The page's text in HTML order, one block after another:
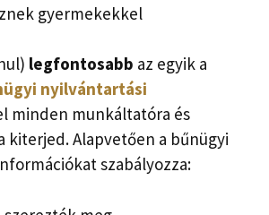
gyermekekkel
legfontosabb az egyik a
nyilvántartási
minden munkáltatóra és
kiterjed. Alapvetően a bűnügyi
szabályozza: